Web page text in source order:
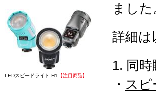
ました
詳細は
1. 同
・ ス
LEDスピードライト H1 【注目商品】